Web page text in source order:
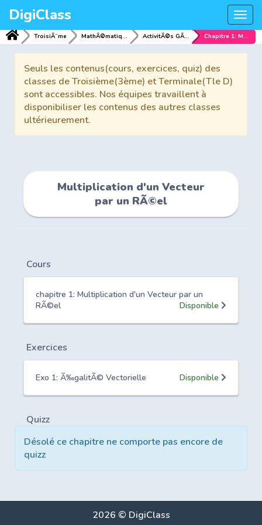
DigiClass
TroisiÃ¨me MathÃ©matiques ActivitÃ©s GÃ©omÃ©triques Chapitre 1: Multiplication d'un Vecteur par un RÃ©el
Seuls les contenus(cours, exercices, quiz) des
classes de Troisième(3ème) et Terminale(Tle D)
sont accessibles. Nos équipes travaillent à
disponibiliser les contenus des autres classes
ultérieurement.
Multiplication d'un Vecteur
par un RÃ©el
Cours
chapitre 1: Multiplication d'un Vecteur par un
RÃ©el
Disponible
Exercices
Exo 1: Ã‰galitÃ© Vectorielle Disponible
Quizz
Désolé ce chapitre ne comporte pas encore de
quizz
2026 © DigiClass